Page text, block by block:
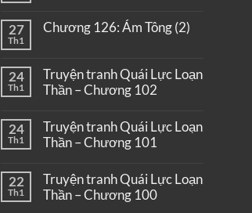
27
Th1
Chương 126: Ám Tông (2)
24
Th1
Truyện tranh Quái Lực Loạn
Thần – Chương 102
24
Th1
Truyện tranh Quái Lực Loạn
Thần – Chương 101
22
Th1
Truyện tranh Quái Lực Loạn
Thần – Chương 100